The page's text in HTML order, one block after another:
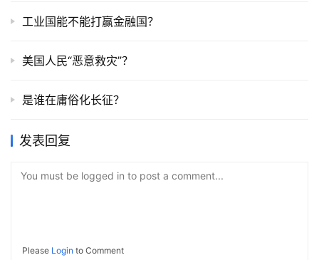
工业国能不能打赢金融国？
美国人民“恶意救灾”？
是谁在庸俗化长征？
发表回复
You must be logged in to post a comment...
Please Login to Comment